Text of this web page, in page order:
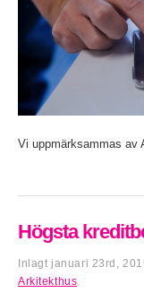
Vi uppmärksammas av
Högsta
Inlagt januari 23rd,
Arkitekthus